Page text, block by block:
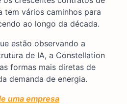
tem vários caminhos para
ao longo da década.
estão observando a
de IA, a Constellation
formas mais diretas de
demanda de energia.
uma empresa